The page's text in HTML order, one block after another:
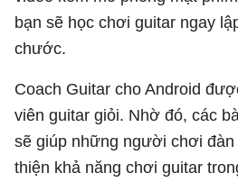
bạn sẽ học chơi guitar ngay
chước.
Coach Guitar cho Android
viên guitar giỏi. Nhờ đó, các
sẽ giúp những người chơi
thiện khả năng chơi guitar